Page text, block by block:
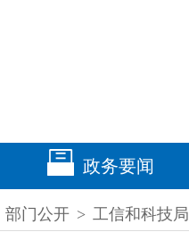
政务要闻
部门公开 > 工信和科技局